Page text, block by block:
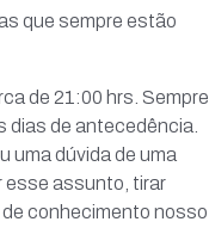
que sempre estão
de 21:00 hrs. Sempre
dias de antecedência.
uma dúvida de uma
esse assunto, tirar
conhecimento nosso